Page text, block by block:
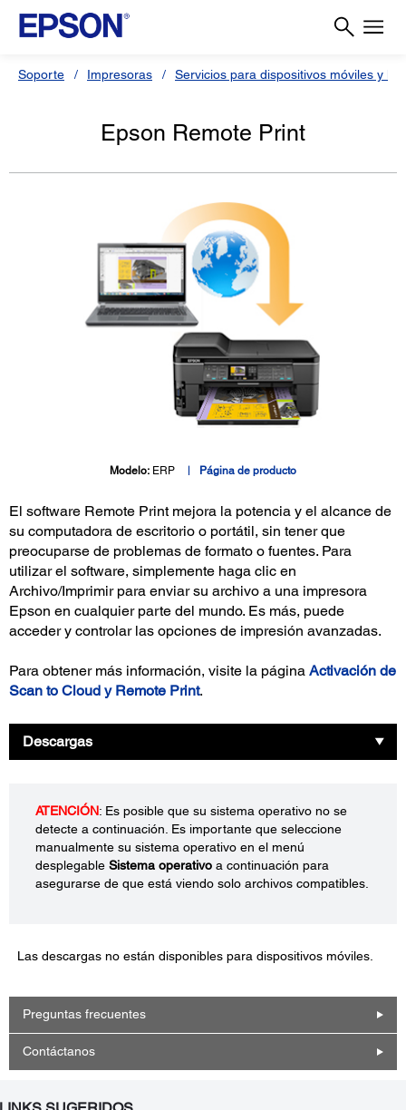
Soporte Impresoras Servicios para dispositivos móviles y la
Epson Remote Print
Modelo: ERP Página de producto
El software Remote Print mejora la potencia y el alcance de
su computadora de escritorio o portátil, sin tener que
preocuparse de problemas de formato o fuentes. Para
utilizar el software, simplemente haga clic en
Archivo/Imprimir para enviar su archivo a una impresora
Epson en cualquier parte del mundo. Es más, puede
acceder y controlar las opciones de impresión avanzadas.
Para obtener más información, visite la página Activación de
Scan to Cloud y Remote Print.
Descargas
ATENCIÓN: Es posible que su sistema operativo no se
detecte a continuación. Es importante que seleccione
manualmente su sistema operativo en el menú
desplegable Sistema operativo a continuación para
asegurarse de que está viendo solo archivos compatibles.
Las descargas no están disponibles para dispositivos móviles.
Preguntas frecuentes
Contáctanos